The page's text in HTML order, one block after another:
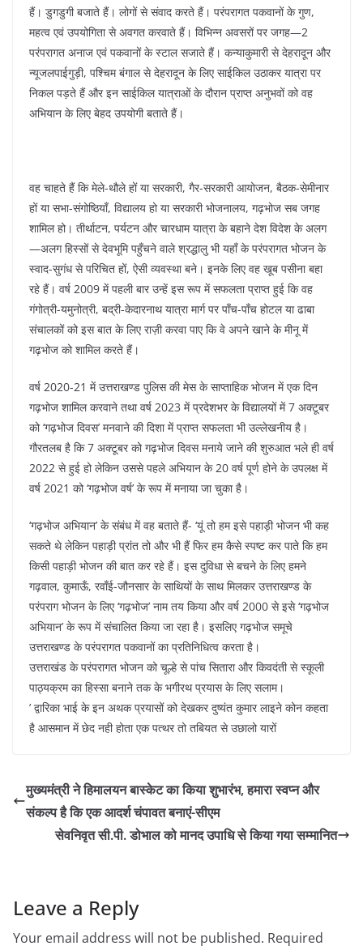
हैं। डुगडुगी बजाते हैं। लोगों से संवाद करते हैं। परंपरागत पकवानों के गुण,
महत्व एवं उपयोगिता से अवगत करवाते हैं। विभिन्न अवसरों पर जगह—2
परंपरागत अनाज एवं पकवानों के स्टाल सजाते हैं। कन्याकुमारी से देहरादून और
न्यूजलपाईगुड़ी, पश्चिम बंगाल से देहरादून के लिए साईकिल उठाकर यात्रा पर
निकल पड़ते हैं और इन साईकिल यात्राओं के दौरान प्राप्त अनुभवों को वह
अभियान के लिए बेहद उपयोगी बताते हैं।
वह चाहते हैं कि मेले-थौले हों या सरकारी, गैर-सरकारी आयोजन, बैठक-सेमीनार
हों या सभा-संगोष्ठियाँ, विद्यालय हो या सरकारी भोजनालय, गढ़भोज सब जगह
शामिल हो। तीर्थाटन, पर्यटन और चारधाम यात्रा के बहाने देश विदेश के अलग
—अलग हिस्सों से देवभूमि पहुँचने वाले श्रद्धालु भी यहाँ के परंपरागत भोजन के
स्वाद-सुगंध से परिचित हों, ऐसी व्यवस्था बने। इनके लिए वह खूब पसीना बहा
रहे हैं। वर्ष 2009 में पहली बार उन्हें इस रूप में सफलता प्राप्त हुई कि वह
गंगोत्री-यमुनोत्री, बद्री-केदारनाथ यात्रा मार्ग पर पाँच-पाँच होटल या ढाबा
संचालकों को इस बात के लिए राज़ी करवा पाए कि वे अपने खाने के मीनू में
गढ़भोज को शामिल करते हैं।
वर्ष 2020-21 में उत्तराखण्ड पुलिस की मेस के साप्ताहिक भोजन में एक दिन
गढ़भोज शामिल करवाने तथा वर्ष 2023 में प्रदेशभर के विद्यालयों में 7 अक्टूबर
को ‘गढ़भोज दिवस’ मनवाने की दिशा में प्राप्त सफलता भी उल्लेखनीय है।
गौरतलब है कि 7 अक्टूबर को गढ़भोज दिवस मनाये जाने की शुरुआत भले ही वर्ष
2022 से हुई हो लेकिन उससे पहले अभियान के 20 वर्ष पूर्ण होने के उपलक्ष में
वर्ष 2021 को ‘गढ़भोज वर्ष’ के रूप में मनाया जा चुका है।
‘गढ़भोज अभियान’ के संबंध में वह बताते हैं- ‘यूं तो हम इसे पहाड़ी भोजन भी कह
सकते थे लेकिन पहाड़ी प्रांत तो और भी हैं फिर हम कैसे स्पष्ट कर पाते कि हम
किसी पहाड़ी भोजन की बात कर रहे हैं। इस दुविधा से बचने के लिए हमने
गढ़वाल, कुमाऊँ, रवाँई-जौनसार के साथियों के साथ मिलकर उत्तराखण्ड के
परंपराग भोजन के लिए ‘गढ़भोज’ नाम तय किया और वर्ष 2000 से इसे ‘गढ़भोज
अभियान’ के रूप में संचालित किया जा रहा है। इसलिए गढ़भोज समूचे
उत्तराखण्ड के परंपरागत पकवानों का प्रतिनिधित्व करता है।
उत्तराखंड के परंपरागत भोजन को चूल्हे से पांच सितारा और किवदंती से स्कूली
पाठ्यक्रम का हिस्सा बनाने तक के भगीरथ प्रयास के लिए सलाम।
’ द्वारिका भाई के इन अथक प्रयासों को देखकर दुष्यंत कुमार लाइने कोन कहता
है आसमान में छेद नही होता एक पत्थर तो तबियत से उछालो यारों
मुख्यमंत्री ने हिमालयन बास्केट का किया शुभारंभ, हमारा स्वप्न और
संकल्प है कि एक आदर्श चंपावत बनाएं-सीएम
सेवनिवृत सी.पी. डोभाल को मानद उपाधि से किया गया सम्मानित
Leave a Reply
Your email address will not be published. Required